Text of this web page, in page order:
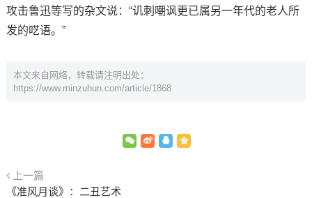
攻击鲁迅等写的杂文说：“讥刺嘲讽更已属另一年代的老人所
发的呓语。”
本文来自网络，转载请注明出处：
https://www.minzuhun.com/article/1868
上一篇
《准风月谈》：二丑艺术